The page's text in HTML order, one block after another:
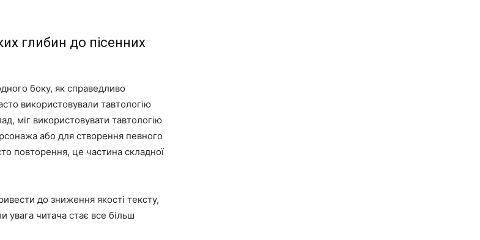
глибин до пісенних
боку, як справедливо
використовували тавтологію
міг використовувати тавтологію
або для створення певного
повторення, це частина складної
до зниження якості тексту,
увага читача стає все більш